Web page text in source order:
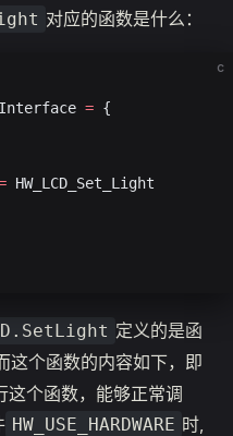
对应的函数是什么：
c
= {
HW_LCD_Set_Light
定义的是函
这个函数的内容如下，即
这个函数，能够正常调
HW_USE_HARDWARE 时,